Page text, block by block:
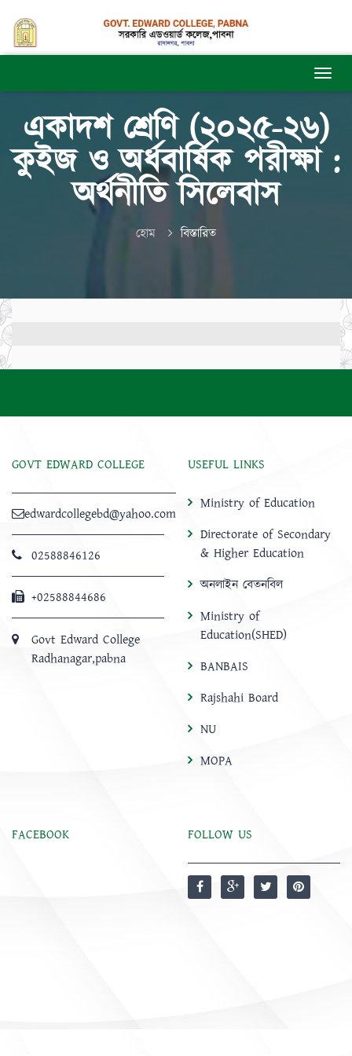
একাদশ শ্রেণি (২০২৫-২৬)
কুইজ ও অর্ধবার্ষিক পরীক্ষা :
অর্থনীতি সিলেবাস
হোম বিস্তারিত
GOVT EDWARD COLLEGE
edwardcollegebd@yahoo.com
02588846126
+02588844686
Govt Edward College
Radhanagar,pabna
USEFUL LINKS
Ministry of Education
Directorate of Secondary
& Higher Education
অনলাইন বেতনবিল
Ministry of
Education(SHED)
BANBAIS
Rajshahi Board
NU
MOPA
FACEBOOK FOLLOW US